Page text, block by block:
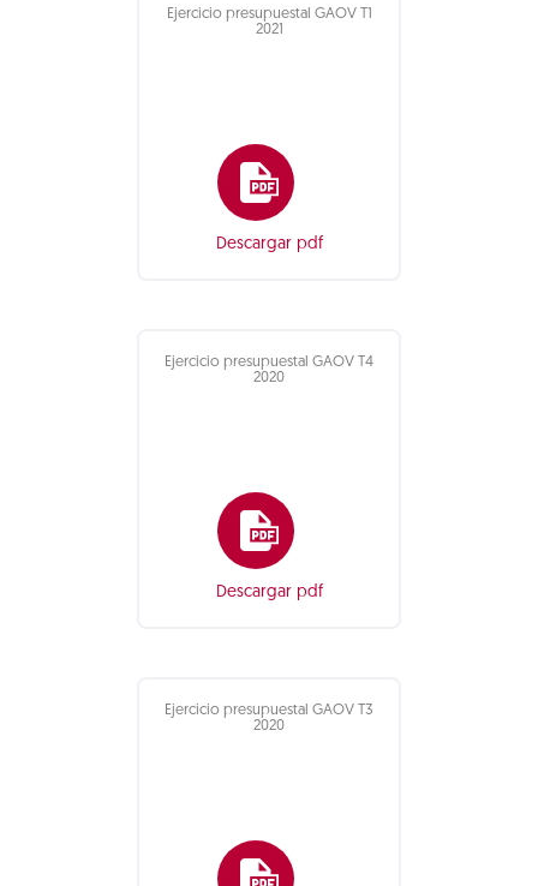
Ejercicio presupuestal GAOV T1
2021
Descargar pdf
Ejercicio presupuestal GAOV T4
2020
Descargar pdf
Ejercicio presupuestal GAOV T3
2020